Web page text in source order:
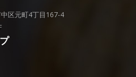
区元町4丁目167-4